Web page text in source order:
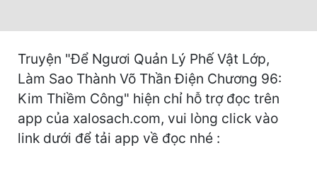
Hài Hước
Hệ Thống
Học Đường
Truyện "Để Ngươi Quản Lý Phế Vật Lớp,
Làm Sao Thành Võ Thần Điện Chương 96:
Kim Thiềm Công" hiện chỉ hỗ trợ đọc trên
app của xalosach.com, vui lòng click vào
link dưới để tải app về đọc nhé :